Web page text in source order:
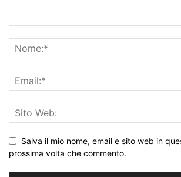
Salva il mio nome, email e sito web in
prossima volta che commento.